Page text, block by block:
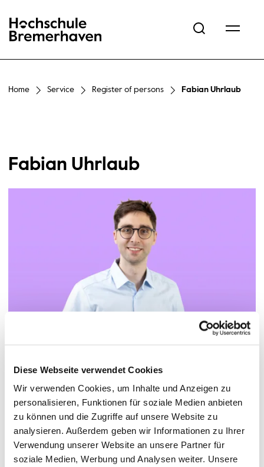
Diese Webseite verwendet Cookies
Wir verwenden Cookies, um Inhalte und Anzeigen zu
personalisieren, Funktionen für soziale Medien anbieten
zu können und die Zugriffe auf unsere Website zu
analysieren. Außerdem geben wir Informationen zu Ihrer
Verwendung unserer Website an unsere Partner für
soziale Medien, Werbung und Analysen weiter. Unsere
Hochschule Bremerhaven
Home Service Register of persons Fabian Uhrlaub
Fabian Uhrlaub